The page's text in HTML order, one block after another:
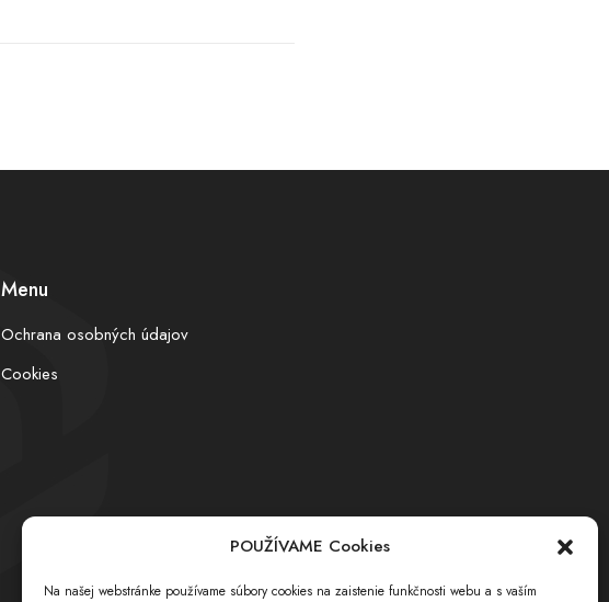
POUŽÍVAME Cookies
Na našej webstránke používame súbory cookies na zaistenie funkčnosti webu a s vaším
Menu
Ochrana osobných údajov
Cookies